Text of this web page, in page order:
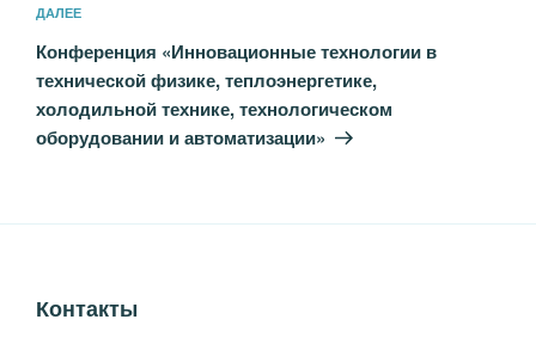
Следующая
запись
ДАЛЕЕ
Конференция «Инновационные технологии в
технической физике, теплоэнергетике,
холодильной технике, технологическом
оборудовании и автоматизации»
Контакты